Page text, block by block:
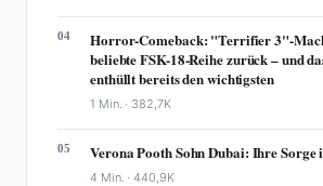
04
Horror-Comeback: "Terrifier 3"-
beliebte FSK-18-Reihe zurück – und
enthüllt bereits den wichtigsten
1 Min. · 382,7K
05 Verona Pooth Sohn Dubai: Ihre
4 Min. ·440,9K